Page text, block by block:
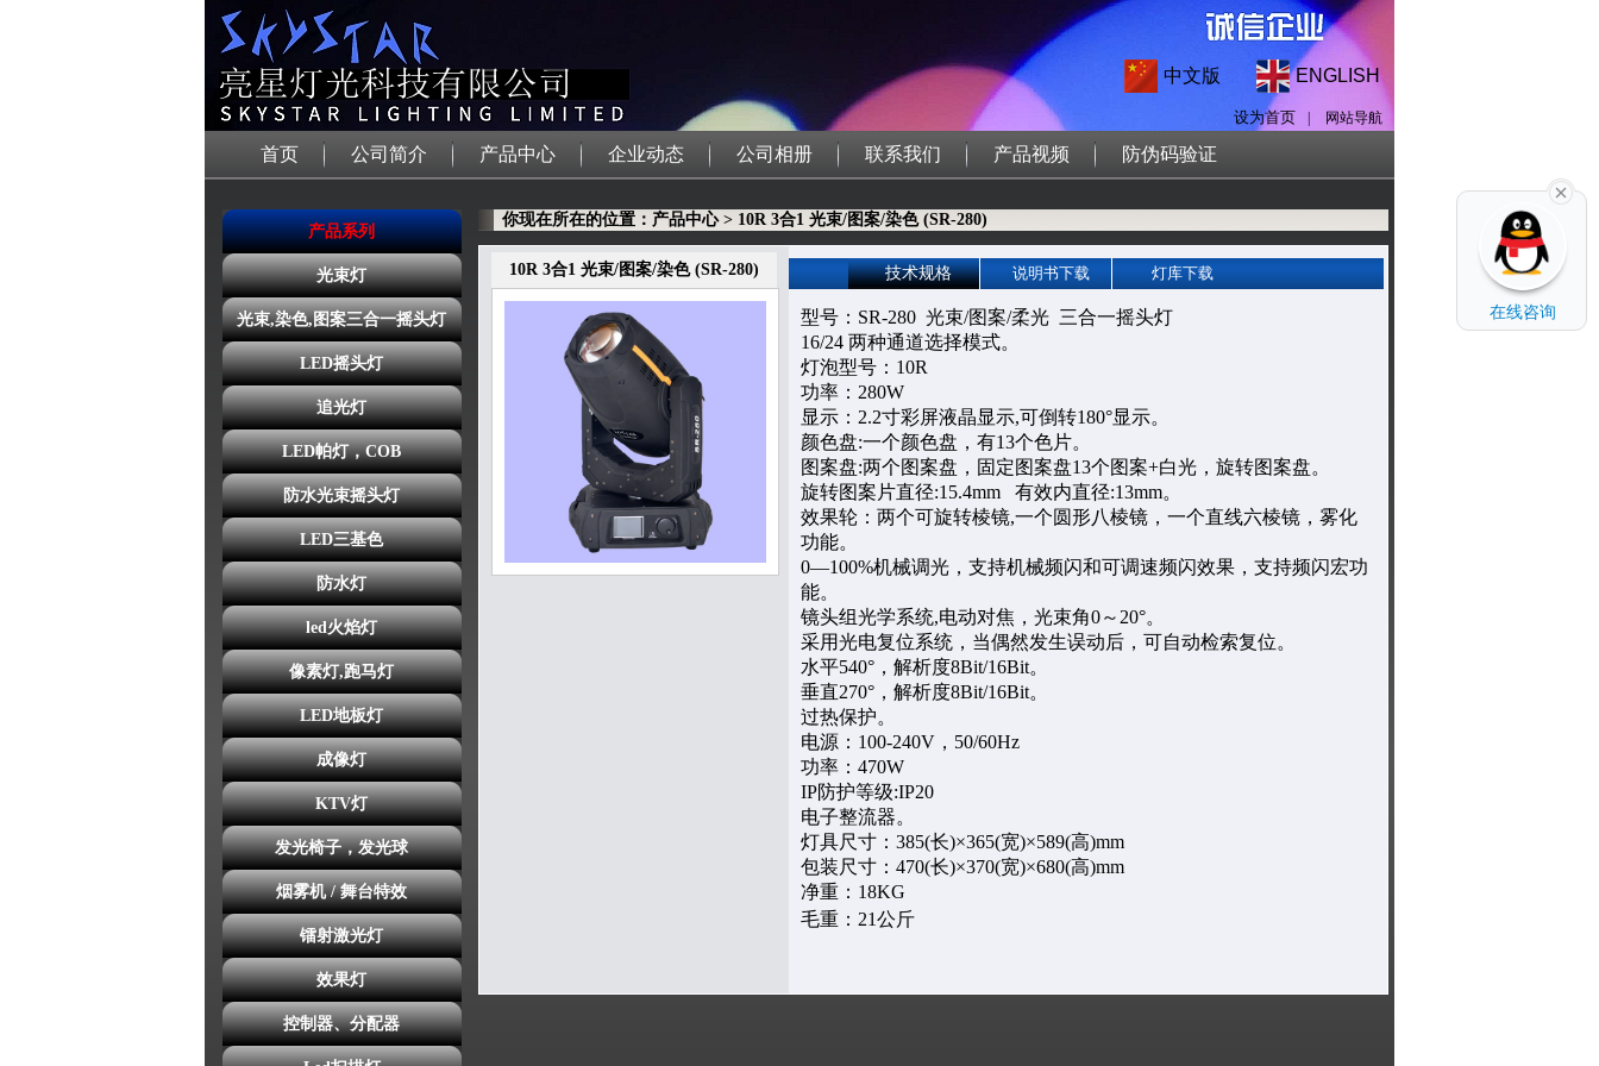
中文版 ENGLISH
设为首页 网站导航
首页 公司简介 产品中心 企业动态 公司相册 联系我们 产品视频 防伪码验证
产品系列
光束灯
光束,染色,图案三合一摇头灯
LED摇头灯
追光灯
LED帕灯，COB
防水光束摇头灯
LED三基色
防水灯
led火焰灯
像素灯,跑马灯
LED地板灯
成像灯
KTV灯
发光椅子，发光球
烟雾机 / 舞台特效
镭射激光灯
效果灯
控制器、分配器
你现在所在的位置：产品中心 > 10R 3合1 光束/图案/染色 (SR-280)
10R 3合1 光束/图案/染色 (SR-280) 技术规格 说明书下载 灯库下载
型号：SR-280 光束/图案/柔光 三合一摇头灯
16/24 两种通道选择模式。
灯泡型号：10R
功率：280W
显示：2.2寸彩屏液晶显示,可倒转180°显示。
颜色盘:一个颜色盘，有13个色片。
图案盘:两个图案盘，固定图案盘13个图案+白光，旋转图案盘。
旋转图案片直径:15.4mm 有效内直径:13mm。
效果轮：两个可旋转棱镜,一个圆形八棱镜，一个直线六棱镜，雾化
功能。
0—100%机械调光，支持机械频闪和可调速频闪效果，支持频闪宏功
能。
镜头组光学系统,电动对焦，光束角0～20°。
采用光电复位系统，当偶然发生误动后，可自动检索复位。
水平540°，解析度8Bit/16Bit。
垂直270°，解析度8Bit/16Bit。
过热保护。
电源：100-240V，50/60Hz
功率：470W
IP防护等级:IP20
电子整流器。
灯具尺寸：385(长)×365(宽)×589(高)mm
包装尺寸：470(长)×370(宽)×680(高)mm
净重：18KG
毛重：21公斤
在线咨询